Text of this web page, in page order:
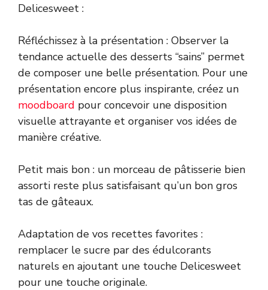
Delicesweet :
Réfléchissez à la présentation : Observer la
tendance actuelle des desserts “sains” permet
de composer une belle présentation. Pour une
présentation encore plus inspirante, créez un
moodboard pour concevoir une disposition
visuelle attrayante et organiser vos idées de
manière créative.
Petit mais bon : un morceau de pâtisserie bien
assorti reste plus satisfaisant qu’un bon gros
tas de gâteaux.
Adaptation de vos recettes favorites :
remplacer le sucre par des édulcorants
naturels en ajoutant une touche Delicesweet
pour une touche originale.